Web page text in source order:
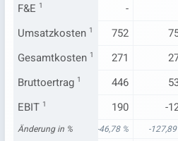
F&E 1 -
Umsatzkosten 1
557 752
Gesamtkosten 1
459 271
Bruttoertrag 1
672 446
EBIT 1 190 -
Änderung in %
-13,36 % -46,78 % -127,89